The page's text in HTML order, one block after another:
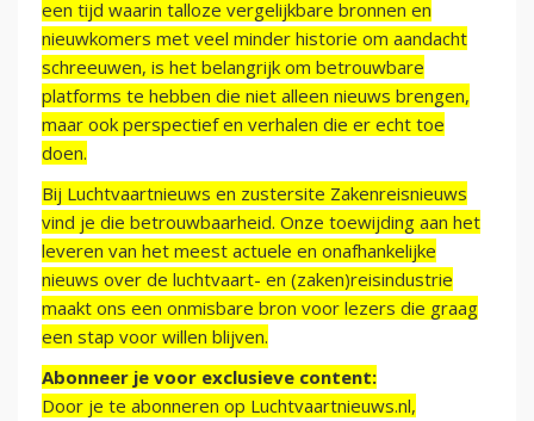
een tijd waarin talloze vergelijkbare bronnen en
nieuwkomers met veel minder historie om aandacht
schreeuwen, is het belangrijk om betrouwbare
platforms te hebben die niet alleen nieuws brengen,
maar ook perspectief en verhalen die er echt toe
doen.
Bij Luchtvaartnieuws en zustersite Zakenreisnieuws
vind je die betrouwbaarheid. Onze toewijding aan het
leveren van het meest actuele en onafhankelijke
nieuws over de luchtvaart- en (zaken)reisindustrie
maakt ons een onmisbare bron voor lezers die graag
een stap voor willen blijven.
Abonneer je voor exclusieve content:
Door je te abonneren op Luchtvaartnieuws.nl,